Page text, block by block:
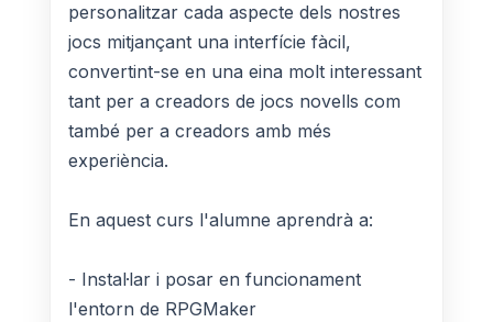
personalitzar cada aspecte dels nostres
jocs mitjançant una interfície fàcil,
convertint-se en una eina molt interessant
tant per a creadors de jocs novells com
també per a creadors amb més
experiència.
En aquest curs l'alumne aprendrà a:
- Instal·lar i posar en funcionament
l'entorn de RPGMaker